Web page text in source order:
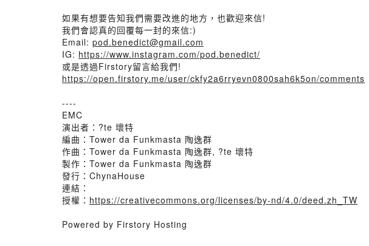
如果有想要告知我們需要改進的地方，也歡迎來信!
我們會認真的回覆每一封的來信:)
Email: pod.benedict@gmail.com
IG: https://www.instagram.com/pod.benedict/
或是透過Firstory留言給我們!
https://open.firstory.me/user/ckfy2a6rryevn0800sah6k5on/comments
----
EMC
演出者：?te 壞特
編曲：Tower da Funkmasta 陶逸群
作曲：Tower da Funkmasta 陶逸群, ?te 壞特
製作：Tower da Funkmasta 陶逸群
發行：ChynaHouse
連結：
授權： https://creativecommons.org/licenses/by-nd/4.0/deed.zh_TW
Powered by Firstory Hosting